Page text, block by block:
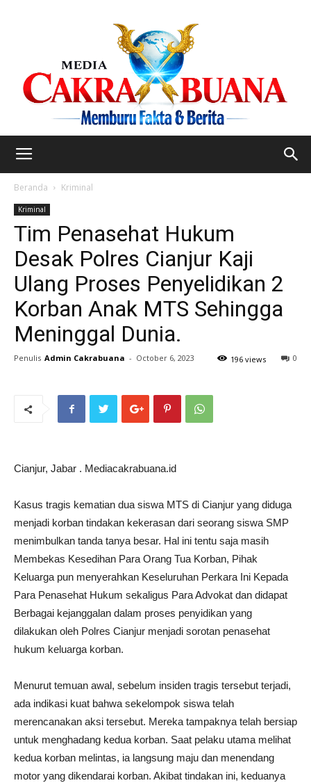
Beranda Kriminal
Kriminal
Tim Penasehat Hukum
Desak Polres Cianjur Kaji
Ulang Proses Penyelidikan 2
Korban Anak MTS Sehingga
Meninggal Dunia.
Penulis Admin Cakrabuana - October 6, 2023 0
196 views
Cianjur, Jabar . Mediacakrabuana.id
Kasus tragis kematian dua siswa MTS di Cianjur yang diduga
menjadi korban tindakan kekerasan dari seorang siswa SMP
menimbulkan tanda tanya besar. Hal ini tentu saja masih
Membekas Kesedihan Para Orang Tua Korban, Pihak
Keluarga pun menyerahkan Keseluruhan Perkara Ini Kepada
Para Penasehat Hukum sekaligus Para Advokat dan didapat
Berbagai kejanggalan dalam proses penyidikan yang
dilakukan oleh Polres Cianjur menjadi sorotan penasehat
hukum keluarga korban.
Menurut temuan awal, sebelum insiden tragis tersebut terjadi,
ada indikasi kuat bahwa sekelompok siswa telah
merencanakan aksi tersebut. Mereka tampaknya telah bersiap
untuk menghadang kedua korban. Saat pelaku utama melihat
kedua korban melintas, ia langsung maju dan menendang
motor yang dikendarai korban. Akibat tindakan ini, keduanya